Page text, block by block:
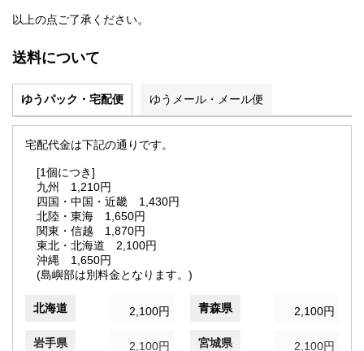
以上の点ご了承ください。
送料について
ゆうパック・宅配便 ゆうメール・メール便
宅配代金は下記の通りです。
[1個につき]
九州 1,210円
四国・中国・近畿 1,430円
北陸・東海 1,650円
関東・信越 1,870円
東北・北海道 2,100円
沖縄 1,650円
(島嶼部は別料金となります。)
北海道 2,100円 青森県 2,100円
岩手県 2,100円 宮城県 2,100円